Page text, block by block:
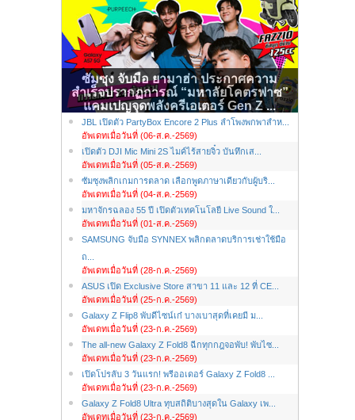
ซัมซุง จับมือ ยามาฮ่า ประกาศความ
สำเร็จปรากฏการณ์ “มหาลัยโคตรฟาซ”
แคมเปญจุดพลังครีเอเตอร์ Gen Z ...
JBL เปิดตัว PartyBox Encore 2 Plus ลำโพงพกพาสำห...
อัพเดทเมื่อวันที่ (06-ส.ค.-2569)
เปิดตัว DJI Mic Mini 2S ไมค์ไร้สายจิ๋ว บันทึกเส...
อัพเดทเมื่อวันที่ (05-ส.ค.-2569)
ซัมซุงพลิกเกมการตลาด เลือกพูดภาษาเดียวกับผู้บริ...
อัพเดทเมื่อวันที่ (04-ส.ค.-2569)
มหาจักรฉลอง 55 ปี เปิดตัวเทคโนโลยี Live Sound ใ...
อัพเดทเมื่อวันที่ (01-ส.ค.-2569)
SAMSUNG จับมือ SYNNEX พลิกตลาดบริการเช่าใช้มือ
ถ...
อัพเดทเมื่อวันที่ (28-ก.ค.-2569)
ASUS เปิด Exclusive Store สาขา 11 และ 12 ที่ CE...
อัพเดทเมื่อวันที่ (25-ก.ค.-2569)
Galaxy Z Flip8 พับดีไซน์เก๋ บางเบาสุดที่เคยมี ม...
อัพเดทเมื่อวันที่ (23-ก.ค.-2569)
The all-new Galaxy Z Fold8 ฉีกทุกกฎจอพับ! พับไซ...
อัพเดทเมื่อวันที่ (23-ก.ค.-2569)
เปิดโปรลับ 3 วันแรก! พรีออเดอร์ Galaxy Z Fold8 ...
อัพเดทเมื่อวันที่ (23-ก.ค.-2569)
Galaxy Z Fold8 Ultra ทุบสถิติบางสุดใน Galaxy เพ...
อัพเดทเมื่อวันที่ (23-ก.ค.-2569)